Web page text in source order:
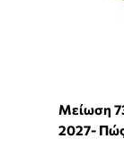
Μείωση
2027- Πώς